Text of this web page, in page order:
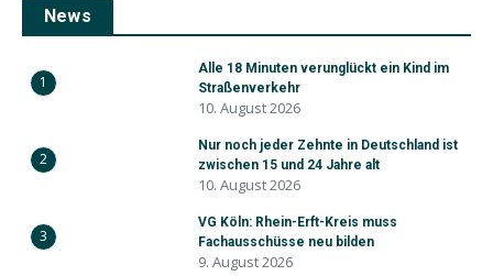
News
1
Alle 18 Minuten verunglückt ein Kind im
Straßenverkehr
10. August 2026
2
Nur noch jeder Zehnte in Deutschland ist
zwischen 15 und 24 Jahre alt
10. August 2026
3
VG Köln: Rhein-Erft-Kreis muss
Fachausschüsse neu bilden
9. August 2026